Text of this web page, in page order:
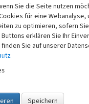
behandelt, beachten Sie bitte
Tragen Sie unten das
Sie die Seite nutzen
für eine Webanalyse,
zu optimieren, sofern
erklären Sie Ihr
Sie auf unserer